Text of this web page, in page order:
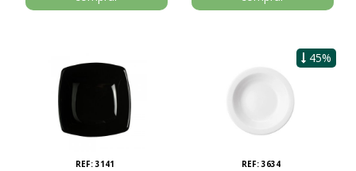
REF: 3141
45%
REF: 3634